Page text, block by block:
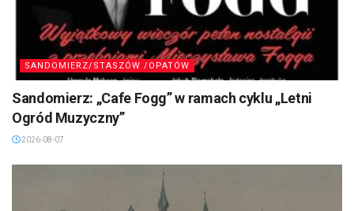
SANDOMIERZ/STASZÓW /OPATÓW
Sandomierz: „Cafe Fogg” w ramach cyklu „Letni
Ogród Muzyczny”
2026-08-07